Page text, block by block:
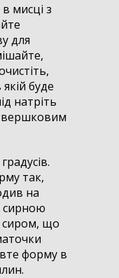
мисці з
для
буде
натріть
вершковим
так,
на
сирною
сиром, що
форму в